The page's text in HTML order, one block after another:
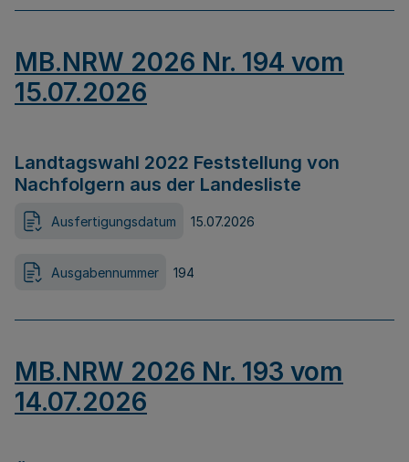
MB.NRW 2026 Nr. 194 vom
15.07.2026
Landtagswahl 2022 Feststellung von
Nachfolgern aus der Landesliste
Ausfertigungsdatum 15.07.2026
Ausgabennummer 194
MB.NRW 2026 Nr. 193 vom
14.07.2026